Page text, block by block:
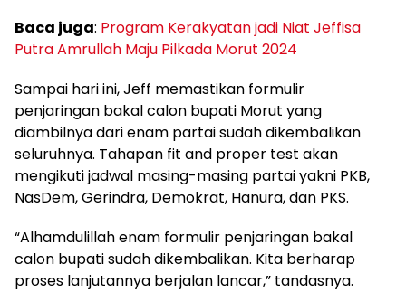
Baca juga: Program Kerakyatan jadi Niat Jeffisa
Putra Amrullah Maju Pilkada Morut 2024
Sampai hari ini, Jeff memastikan formulir
penjaringan bakal calon bupati Morut yang
diambilnya dari enam partai sudah dikembalikan
seluruhnya. Tahapan fit and proper test akan
mengikuti jadwal masing-masing partai yakni PKB,
NasDem, Gerindra, Demokrat, Hanura, dan PKS.
“Alhamdulillah enam formulir penjaringan bakal
calon bupati sudah dikembalikan. Kita berharap
proses lanjutannya berjalan lancar,” tandasnya.